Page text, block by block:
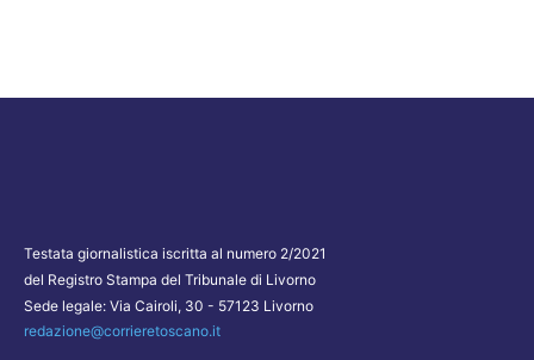
Testata giornalistica iscritta al numero 2/2021
del Registro Stampa del Tribunale di Livorno
Sede legale: Via Cairoli, 30 - 57123 Livorno
redazione@corrieretoscano.it